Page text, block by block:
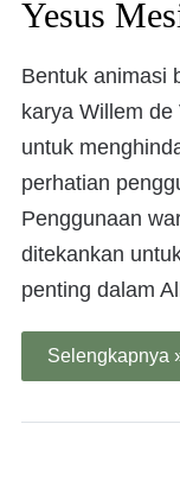
Yesus
Bentuk animasi
karya Willem
untuk
perhatian
Penggunaan
ditekankan
penting dalam
Selengkapnya